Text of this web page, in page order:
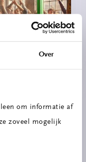
Over
om informatie af
zoveel mogelijk